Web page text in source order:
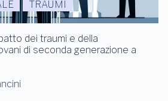
TRAUMI
dei traumi e della
di seconda generazione a